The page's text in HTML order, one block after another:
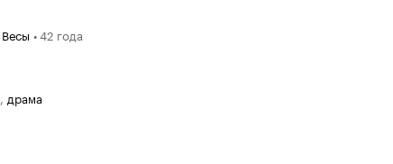
Весы •42 года
, драма